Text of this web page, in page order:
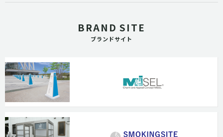
BRAND SITE
ブランドサイト